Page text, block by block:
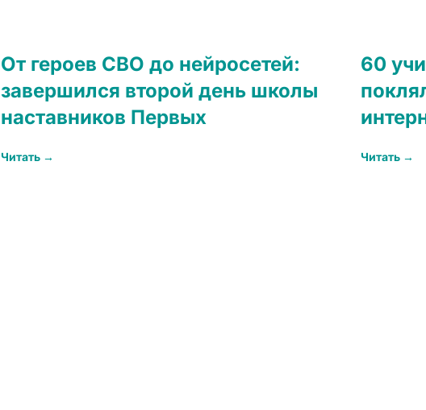
От героев СВО до нейросетей:
завершился второй день школы
наставников Первых
Читать →
60
Читать →